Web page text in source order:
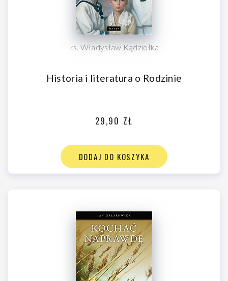
ks. Władysław Kądziołka
Historia i literatura o Rodzinie
29,90 ZŁ
DODAJ DO KOSZYKA